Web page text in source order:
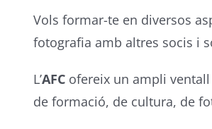
Vols formar-te en diversos
fotografia amb altres socis i
L’AFCofereix un ampli ventall
de formació, de cultura, de